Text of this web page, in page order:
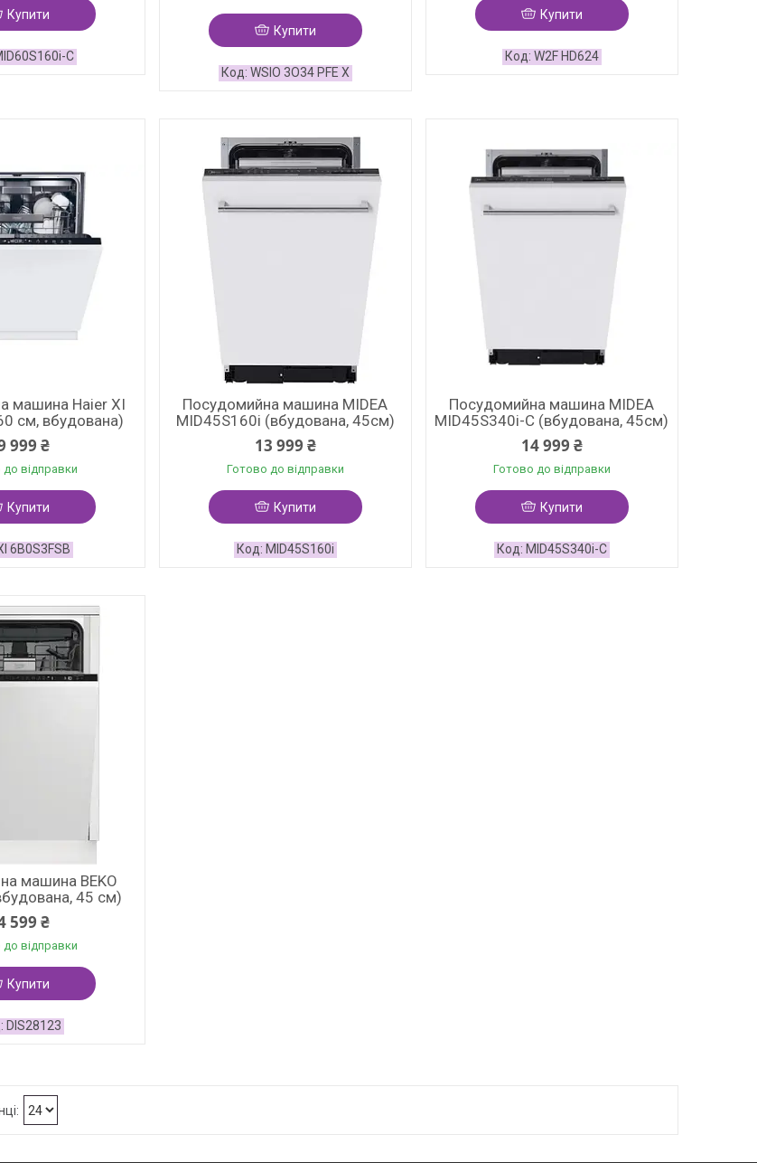
Купити
C
Купити
WSIO 3O34 PFE X
Купити
W2F HD624
машина Haier XI
см, вбудована)
999 ₴
відправки
Купити
6B0S3FSB
Посудомийна машина MIDEA
MID45S160i (вбудована, 45см)
13 999 ₴
Готово до відправки
Купити
MID45S160i
Посудомийна машина MIDEA
MID45S340i-C (вбудована, 45см)
14 999 ₴
Готово до відправки
Купити
MID45S340i-C
машина BEKO
45 см)
599 ₴
відправки
Купити
DIS28123